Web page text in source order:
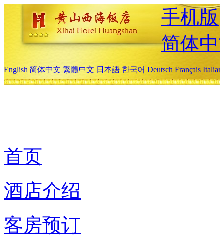
手机版
简体
English 简体中文 繁體中文 日本語 한국어 Deutsch Français
首页
酒店介绍
客房预订